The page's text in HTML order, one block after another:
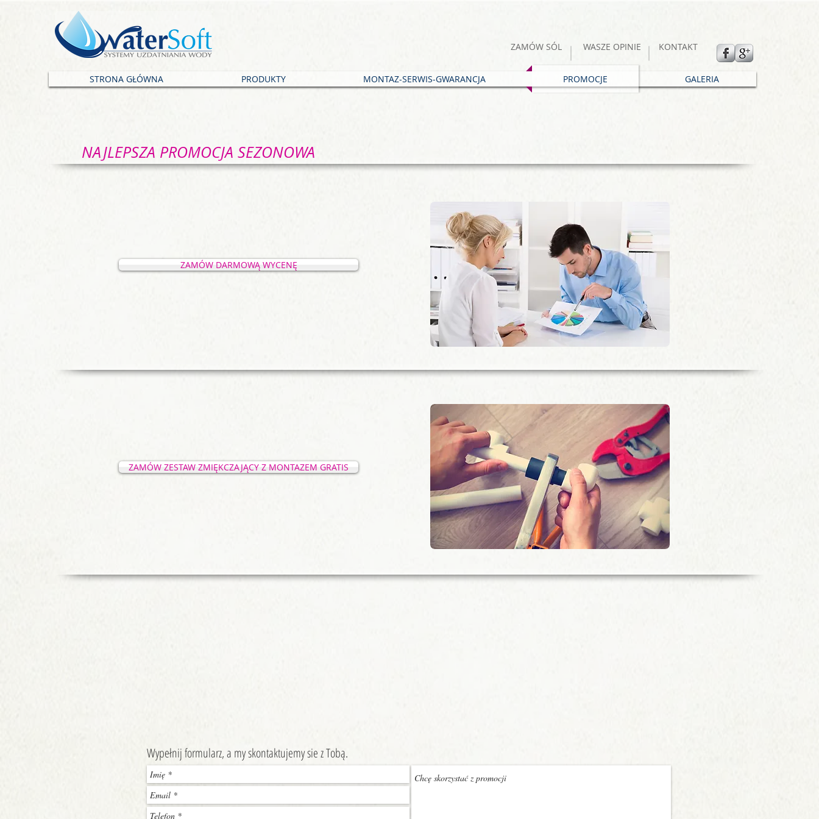
ZAMÓW SÓL WASZE OPINIE KONTAKT
STRONA GŁÓWNA PRODUKTY MONTAZ-SERWIS-GWARANCJA PROMOCJE GALERIA
NAJLEPSZA PROMOCJA SEZONOWA
ZAMÓW DARMOWĄ WYCENĘ
ZAMÓW ZESTAW ZMIĘKCZAJĄCY Z MONTAZEM GRATIS
Wypełnij formularz, a my skontaktujemy sie z Tobą.